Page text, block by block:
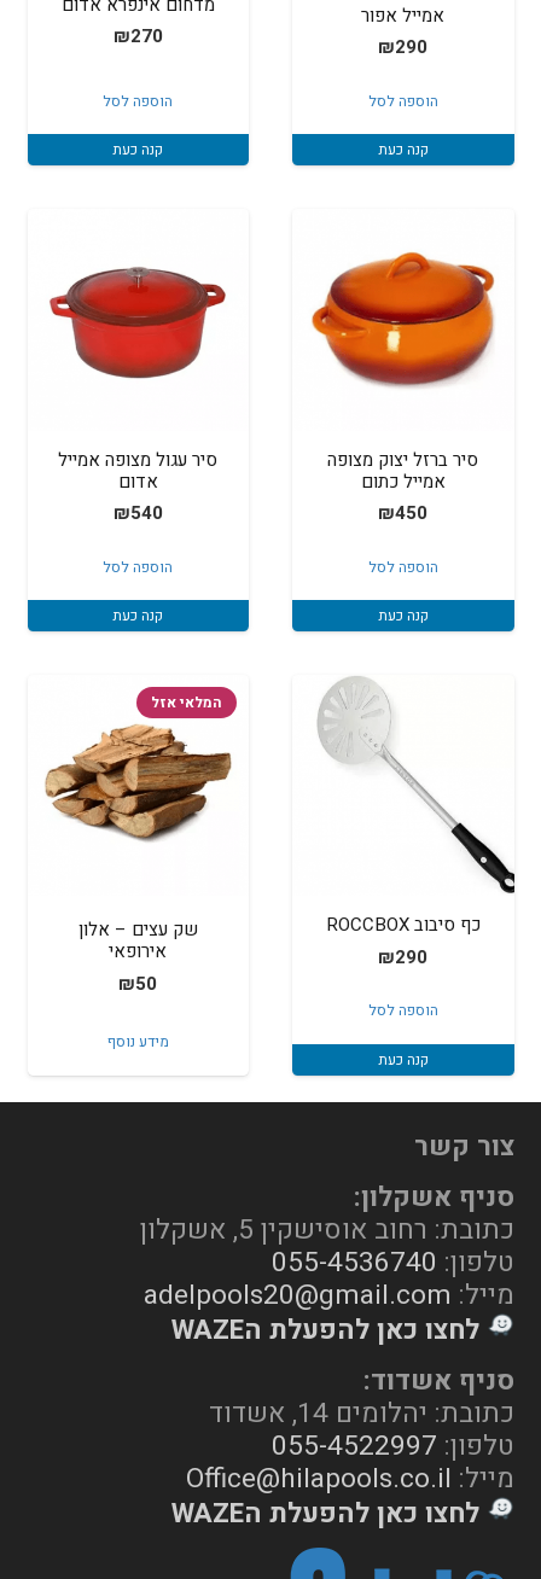
אמייל אפור
₪290
הוספה לסל
קנה כעת
₪270
הוספה לסל
קנה כעת
סיר ברזל יצוק מצופה
אמייל כתום
₪450
הוספה לסל
קנה כעת
סיר עגול מצופה אמייל
אדום
₪540
הוספה לסל
קנה כעת
כף סיבוב ROCCBOX
₪290
הוספה לסל
קנה כעת
המלאי אזל
שק עצים – אלון
אירופאי
₪50
מידע נוסף
צור קשר
סניף אשקלון:
כתובת: רחוב אוסישקין 5, אשקלון
טלפון: 055-4536740
מייל: adelpools20@gmail.com
לחצו כאן להפעלת הWAZE
סניף אשדוד:
כתובת: יהלומים 14, אשדוד
טלפון: 055-4522997
מייל: Office@hilapools.co.il
לחצו כאן להפעלת הWAZE